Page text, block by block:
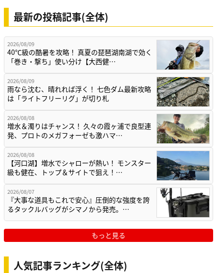
最新の投稿記事(全体)
2026/08/09
40℃級の酷暑を攻略！ 真夏の琵琶湖南湖で効く
「巻き・撃ち」使い分け【大西健…
2026/08/09
雨なら沈む、晴れれば浮く！ 七色ダム最新攻略
は「ライトフリーリグ」が切り札
2026/08/08
増水＆濁りはチャンス！ 久々の霞ヶ浦で良型連
発、プロトのメガフォーゼも激ハマ…
2026/08/08
【河口湖】増水でシャローが熱い！ モンスター
級も健在、トップ＆サイトで狙え！…
2026/08/07
『大事な道具もこれで安心』圧倒的な強度を誇
るタックルバッグがシマノから発売。…
もっと見る
人気記事ランキング(全体)